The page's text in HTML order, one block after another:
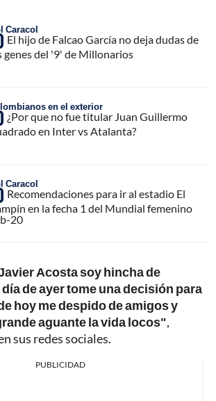
Caracol
El hijo de Falcao García no deja dudas de
genes del '9' de Millonarios
en el exterior
¿Por que no fue titular Juan Guillermo
en Inter vs Atalanta?
Caracol
Recomendaciones para ir al estadio El
en la fecha 1 del Mundial femenino
20
Acosta soy hincha de
de ayer tome una decisión para
hoy me despido de amigos y
aguante la vida locos",
sus redes sociales.
PUBLICIDAD